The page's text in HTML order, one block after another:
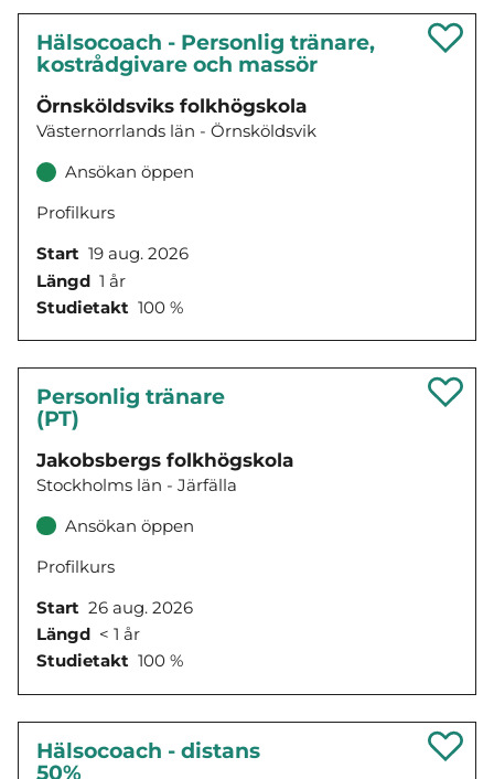
Hälsocoach - Personlig tränare,
kostrådgivare och massör
Örnsköldsviks folkhögskola
Västernorrlands län - Örnsköldsvik
Ansökan öppen
Profilkurs
Start 19 aug. 2026
Längd 1 år
Studietakt 100 %
Personlig tränare
(PT)
Jakobsbergs folkhögskola
Stockholms län - Järfälla
Ansökan öppen
Profilkurs
Start 26 aug. 2026
Längd < 1 år
Studietakt 100 %
Hälsocoach - distans
50%